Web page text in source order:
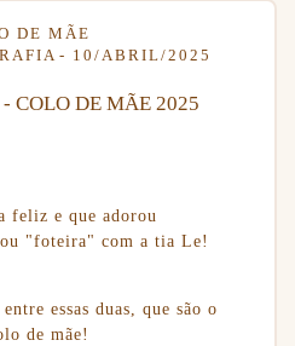
DE MÃE
10/ABRIL/2025
COLO DE MÃE 2025
feliz e que adorou
"foteira" com a tia Le!
essas duas, que são o
de mãe!